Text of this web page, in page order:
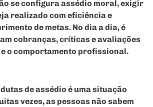
se configura assédio moral, exigir
realizado com eficiência e
de metas. No dia a dia, é
cobranças, críticas e avaliações
o comportamento profissional.
de assédio é uma situação
vezes, as pessoas não sabem